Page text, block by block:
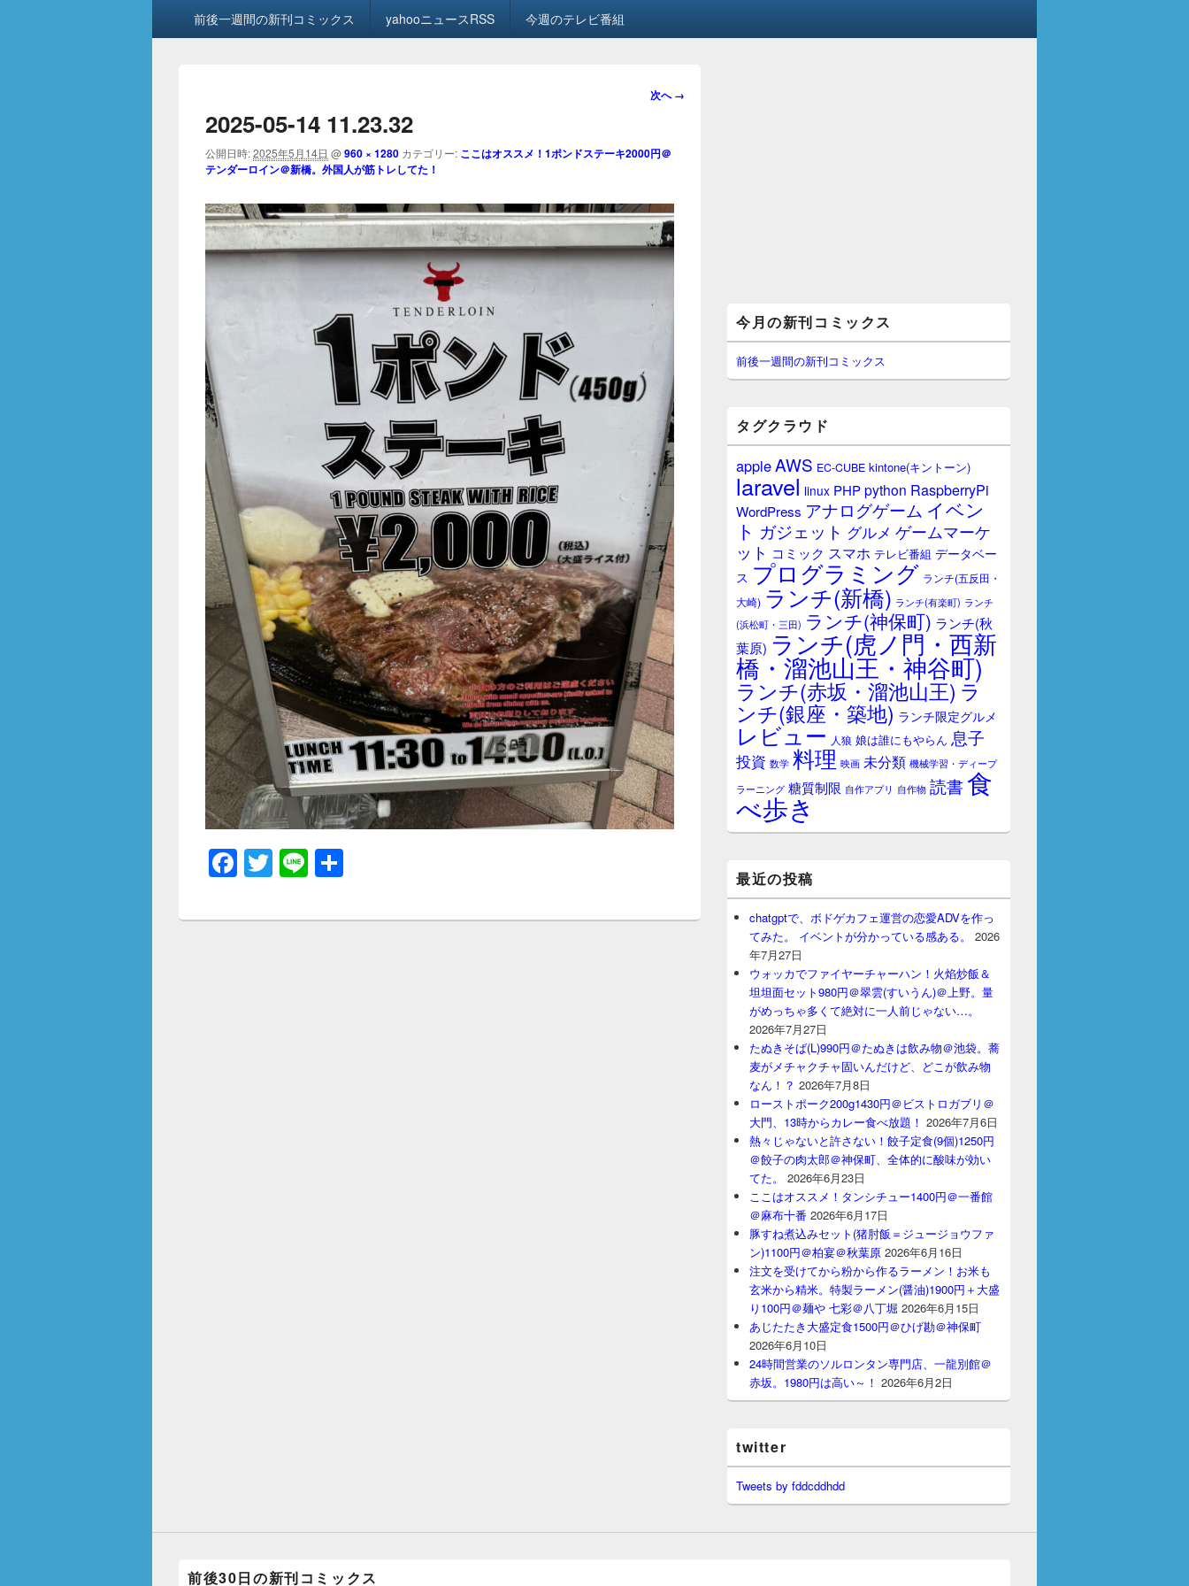
前後一週間の新刊コミックス yahooニュースRSS 今週のテレビ番組
画
ビ
シ
ョ
ン
次へ →
2025-05-14 11.23.32
公開日時:2025年5月14日 @960 × 1280 カテゴリー: ここはオススメ！1ポンドステーキ2000円＠
テンダーロイン＠新橋。外国人が筋トレしてた！
F
c
T
tt
Li
e
イ
ン
サ
イ
ー
ジ
ッ
ト
今月の新刊コミックス
前後一週間の新刊コミックス
タグクラウド
appleAWS EC-CUBE kintone(キントーン)
laravel linux PHPpython RaspberryPi
WordPress アナログゲーム イベン
ト ガジェット グルメ ゲームマーケ
ット コミック スマホ テレビ番組 データベー
ス プログラミング ランチ(五反田・
大崎) ランチ(新橋) ランチ(有楽町) ランチ
(浜松町・三田) ランチ(神保町) ランチ(秋
葉原) ランチ(虎ノ門・西新
橋・溜池山王・神谷町)
ランチ(赤坂・溜池山王) ラ
ンチ(銀座・築地) ランチ限定グルメ
レビュー 人狼 娘は誰にもやらん 息子
投資 数学 料理 映画 未分類 機械学習・ディープ
ラーニング 糖質制限 自作アプリ 自作物 読書食
べ歩き
最近の投稿
chatgptで、ボドゲカフェ運営の恋愛ADVを作っ
てみた。 イベントが分かっている感ある。
2026
年7月27日
ウォッカでファイヤーチャーハン！火焰炒飯＆
坦坦面セット980円＠翠雲(すいうん)＠上野。量
がめっちゃ多くて絶対に一人前じゃない…。
2026年7月27日
たぬきそば(L)990円＠たぬきは飲み物＠池袋。蕎
麦がメチャクチャ固いんだけど、どこが飲み物
なん！？ 2026年7月8日
ローストポーク200g1430円＠ビストロガブリ＠
大門、13時からカレー食べ放題！ 2026年7月6日
熱々じゃないと許さない！餃子定食(9個)1250円
＠餃子の肉太郎＠神保町、全体的に酸味が効い
てた。
2026年6月23日
ここはオススメ！タンシチュー1400円＠一番館
＠麻布十番 2026年6月17日
豚すね煮込みセット(猪肘飯＝ジュージョウファ
ン)1100円＠柏宴＠秋葉原 2026年6月16日
注文を受けてから粉から作るラーメン！お米も
玄米から精米。特製ラーメン(醤油)1900円＋大盛
り100円＠麺や 七彩＠八丁堀 2026年6月15日
あじたたき大盛定食1500円＠ひげ勘＠神保町
2026年6月10日
24時間営業のソルロンタン専門店、一龍別館＠
赤坂。1980円は高い～！ 2026年6月2日
twitter
Tweets by fddcddhdd
前後30日の新刊コミックス